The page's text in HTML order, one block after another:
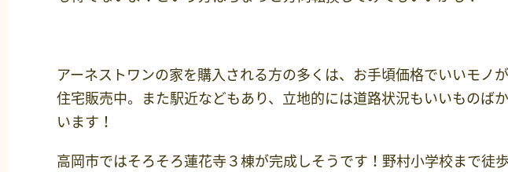
アーネストワンの家を購入される方の多くは、お手頃価格でいいモノ
住宅販売中。また駅近などもあり、立地的には道路状況もいいものば
います！
高岡市ではそろそろ蓮花寺３棟が完成しそうです！野村小学校まで徒